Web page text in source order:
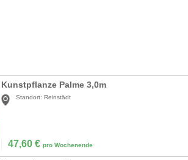
Kunstpflanze Palme 3,0m
Standort: Reinstädt
47,60 € pro Wochenende